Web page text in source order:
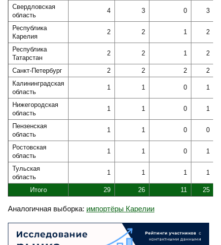
Свердловская
область
4 3 0 3
Республика
Карелия
2 2 1 2
Республика
Татарстан
2 2 1 2
Санкт-Петербург 2 2 2
2
Калининградская
область
1 1 0 1
Нижегородская
область
1 1 0 1
Пензенская
область
1 1 0 0
Ростовская
область
1 1 0 1
Тульская
область
1 1 1 1
Итого 29 26 11 25
Аналогичная выборка: импортёры Карелии